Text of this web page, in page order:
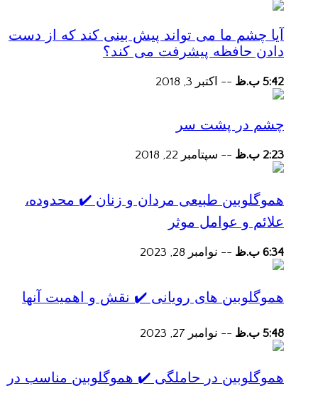
آیا چشم ما می تواند پیش بینی کند که از دست
دادن حافظه پیشرفت می کند؟
5:42 ب.ظ -- اکتبر 3, 2018
چشم در پشت سر
2:23 ب.ظ -- سپتامبر 22, 2018
هموگلوبین طبیعی مردان و زنان ✔️ محدوده،
علائم و عوامل موثر
6:34 ب.ظ -- نوامبر 28, 2023
هموگلوبین های رویانی ✔️ نقش و اهمیت آنها
5:48 ب.ظ -- نوامبر 27, 2023
هموگلوبین در حاملگی ✔️ هموگلوبین مناسب در